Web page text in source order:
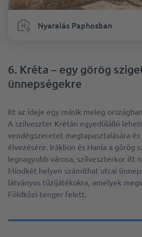
Nyaralás Paphosban
6. Kréta – egy görög
ünnepségekre
Itt az ideje egy másik meleg
A szilveszter Krétán egyedülálló
vendégszeretet megtapasztalására
élvezésére. Iráklion és Hanía a görög
legnagyobb városa, szilveszterkor itt
Mindkét helyen számíthat utcai
látványos tűzijátékokra, amelyek
Földközi-tenger felett.